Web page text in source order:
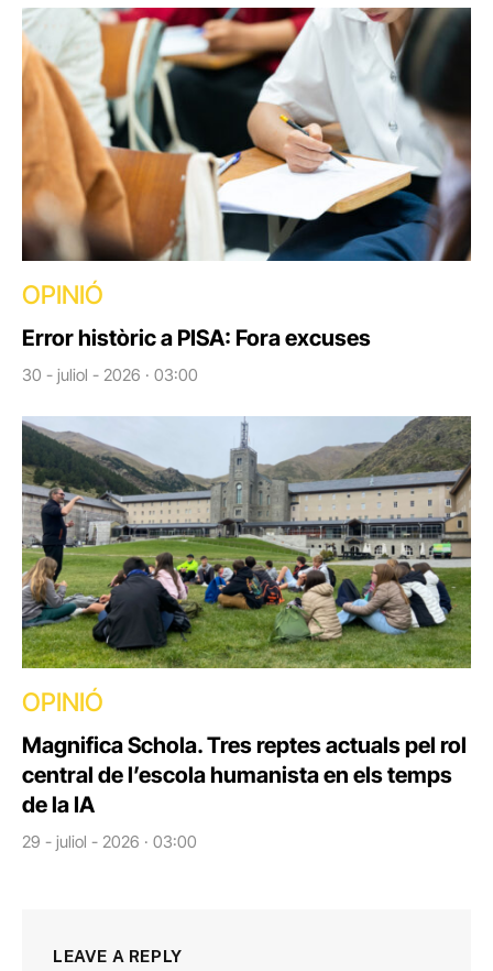
OPINIÓ
Error històric a PISA: Fora excuses
30 - juliol - 2026 · 03:00
OPINIÓ
Magnifica Schola. Tres reptes actuals pel rol
central de l’escola humanista en els temps
de la IA
29 - juliol - 2026 · 03:00
LEAVE A REPLY